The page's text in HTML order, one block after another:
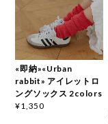
«即納»«Urban
rabbit» アイレットロ
ングソックス 2colors
¥1,350